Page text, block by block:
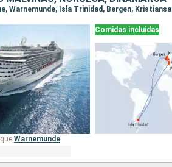
Warnemunde, Isla Trinidad, Bergen,
Comidas incluidas
Warnemunde